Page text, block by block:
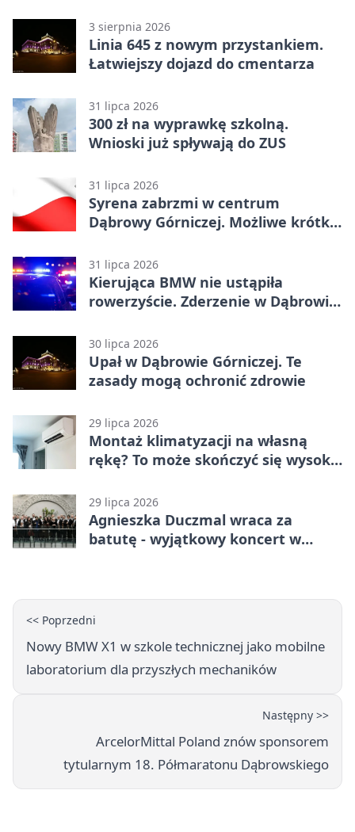
3 sierpnia 2026
Linia 645 z nowym przystankiem.
Łatwiejszy dojazd do cmentarza
31 lipca 2026
300 zł na wyprawkę szkolną.
Wnioski już spływają do ZUS
31 lipca 2026
Syrena zabrzmi w centrum
Dąbrowy Górniczej. Możliwe krótkie
31 lipca 2026
Kierująca BMW nie ustąpiła
rowerzyście. Zderzenie w Dąbrowie
30 lipca 2026
Upał w Dąbrowie Górniczej. Te
zasady mogą ochronić zdrowie
29 lipca 2026
Montaż klimatyzacji na własną
rękę? To może skończyć się wysoką
29 lipca 2026
Agnieszka Duczmal wraca za
batutę - wyjątkowy koncert w
<< Poprzedni
Nowy BMW X1 w szkole technicznej jako mobilne
laboratorium dla przyszłych mechaników
Następny >>
ArcelorMittal Poland znów sponsorem
tytularnym 18. Półmaratonu Dąbrowskiego